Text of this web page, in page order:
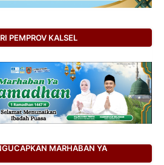
PEMPROV KALSEL
MARHABAN YA